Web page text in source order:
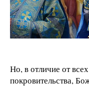
Но, в отличие от
покровительства,